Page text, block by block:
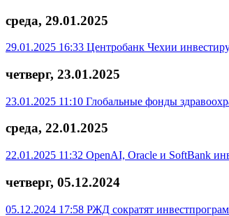
среда, 29.01.2025
29.01.2025 16:33 Центробанк Чехии
четверг, 23.01.2025
23.01.2025 11:10 Глобальные фонды
среда, 22.01.2025
22.01.2025 11:32 OpenAI, Oracle и SoftBank
четверг, 05.12.2024
05.12.2024 17:58 РЖД сократят